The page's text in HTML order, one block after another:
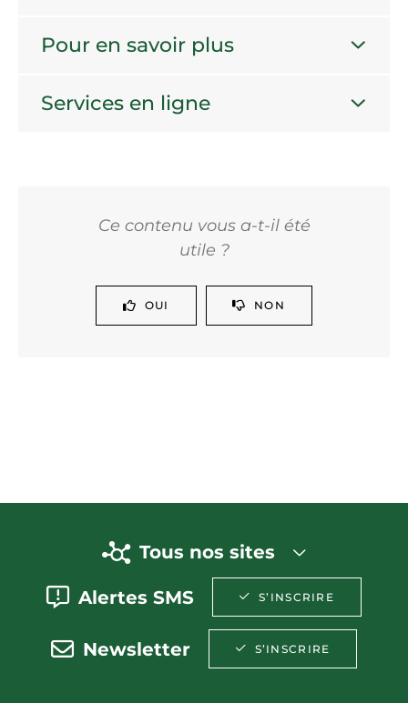
Pour en savoir plus
Services en ligne
Ce contenu vous a-t-il été
utile ?
OUI NON
Tous nos sites
Alertes SMS S’INSCRIRE
Newsletter S’INSCRIRE